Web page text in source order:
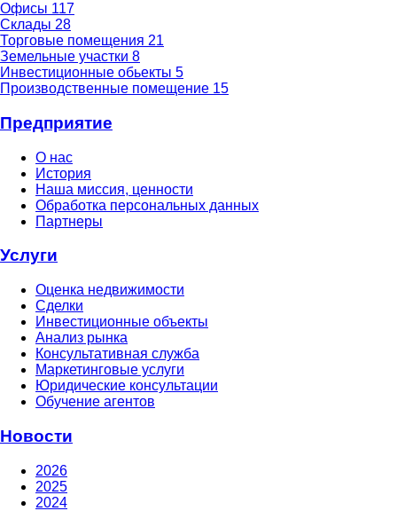
Офисы 117
Склады 28
Торговые помещения 21
Земельные участки 8
Инвестиционные обьекты 5
Производственные помещение 15
Предприятие
О нас
История
Наша миссия, ценности
Обработка персональных данных
Партнеры
Услуги
Оценка недвижимости
Сделки
Инвестиционные объекты
Анализ рынка
Консультативная служба
Маркетинговые услуги
Юридические консультации
Обучение агентов
Новости
2026
2025
2024